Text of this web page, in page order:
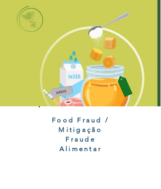
Food Fraud /
Mitigação
Fraude
Alimentar